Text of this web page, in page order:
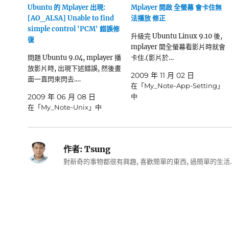
Ubuntu 的 Mplayer 出現:
[AO_ALSA] Unable to find
simple control 'PCM' 錯誤修
復
問題 Ubuntu 9.04, mplayer 播
放影片時, 出現下述錯誤, 然後畫
面一直閃來閃去.…
2009 年 06 月 08 日
在「My_Note-Unix」中
Mplayer 開啟 全螢幕 會卡住無
法播放 修正
升級完 Ubuntu Linux 9.10 後,
mplayer 開全螢幕看影片時就會
卡住.(影片於…
2009 年 11 月 02 日
在「My_Note-App-Setting」
中
作者:Tsung
對新奇的事物都很有興趣, 喜歡簡單的東西, 過簡單的生活.